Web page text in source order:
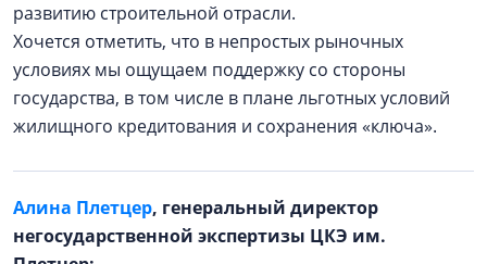
развитию строительной отрасли.
Хочется отметить, что в непростых рыночных
условиях мы ощущаем поддержку со стороны
государства, в том числе в плане льготных условий
жилищного кредитования и сохранения «ключа».
Алина Плетцер, генеральный директор
негосударственной экспертизы ЦКЭ им.